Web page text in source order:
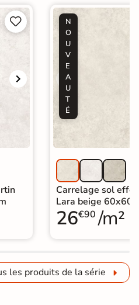


N
O
U
V
E
A
U
T
É
Carrelage sol
Lara beige 60x60
26€90 /m²
les produits de la série